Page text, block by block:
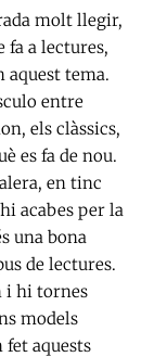
molt llegir,
a lectures,
aquest tema.
entre
els clàssics,
es fa de nou.
en tinc
acabes per la
una bona
de lectures.
i hi tornes
models
fet aquests